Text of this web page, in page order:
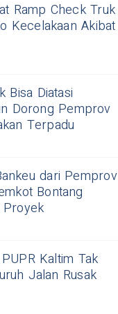
Ramp Check Truk
Kecelakaan Akibat
Bisa Diatasi
Dorong Pemprov
Terpadu
dari Pemprov
Bontang
Proyek
Kaltim Tak
Jalan Rusak